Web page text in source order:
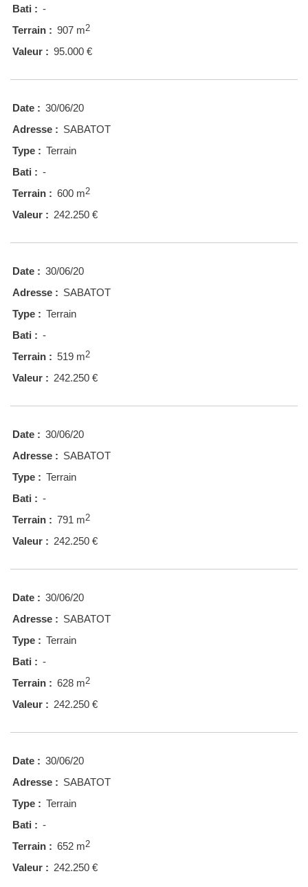
Bati : -
Terrain : 907 m2
Valeur : 95.000 €
Date : 30/06/20
Adresse : SABATOT
Type : Terrain
Bati : -
Terrain : 600 m2
Valeur : 242.250 €
Date : 30/06/20
Adresse : SABATOT
Type : Terrain
Bati : -
Terrain : 519 m2
Valeur : 242.250 €
Date : 30/06/20
Adresse : SABATOT
Type : Terrain
Bati : -
Terrain : 791 m2
Valeur : 242.250 €
Date : 30/06/20
Adresse : SABATOT
Type : Terrain
Bati : -
Terrain : 628 m2
Valeur : 242.250 €
Date : 30/06/20
Adresse : SABATOT
Type : Terrain
Bati : -
Terrain : 652 m2
Valeur : 242.250 €